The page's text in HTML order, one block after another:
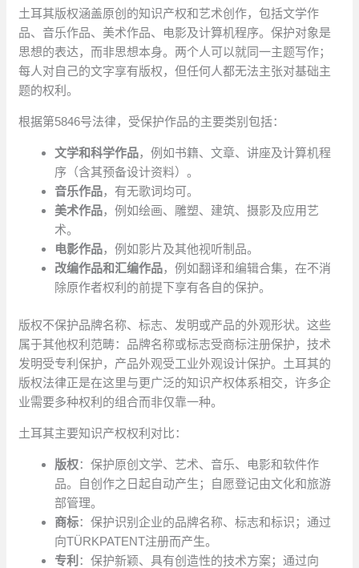
土耳其版权涵盖原创的知识产权和艺术创作，包括文学作
品、音乐作品、美术作品、电影及计算机程序。保护对象是
思想的表达，而非思想本身。两个人可以就同一主题写作；
每人对自己的文字享有版权，但任何人都无法主张对基础主
题的权利。
根据第5846号法律，受保护作品的主要类别包括：
文学和科学作品，例如书籍、文章、讲座及计算机程
序（含其预备设计资料）。
音乐作品，有无歌词均可。
美术作品，例如绘画、雕塑、建筑、摄影及应用艺
术。
电影作品，例如影片及其他视听制品。
改编作品和汇编作品，例如翻译和编辑合集，在不消
除原作者权利的前提下享有各自的保护。
版权不保护品牌名称、标志、发明或产品的外观形状。这些
属于其他权利范畴：品牌名称或标志受商标注册保护，技术
发明受专利保护，产品外观受工业外观设计保护。土耳其的
版权法律正是在这里与更广泛的知识产权体系相交，许多企
业需要多种权利的组合而非仅靠一种。
土耳其主要知识产权权利对比：
版权：保护原创文学、艺术、音乐、电影和软件作
品。自创作之日起自动产生；自愿登记由文化和旅游
部管理。
商标：保护识别企业的品牌名称、标志和标识；通过
向TÜRKPATENT注册而产生。
专利 ：保护新颖、具有创造性的技术方案；通过向